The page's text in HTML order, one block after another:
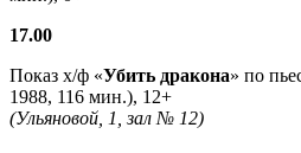
17.00
Показ х/ф «Убить дракона» по
1988, 116 мин.), 12+
(Ульяновой, 1, зал № 12)